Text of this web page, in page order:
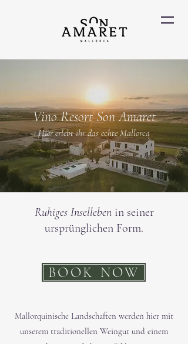
Vino Resort Son Amaret
Hier erlebt ihr das echte Mallorca
Ruhiges Inselleben in seiner
ursprünglichen Form.
BOOK NOW
Mallorquinische Landschaften werden hier mit
unserem traditionellen Weingut und einem